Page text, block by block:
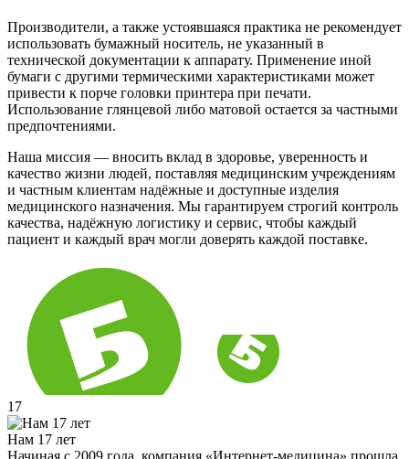
Производители, а также устоявшаяся практика не рекомендует
использовать бумажный носитель, не указанный в
технической документации к аппарату. Применение иной
бумаги с другими термическими характеристиками может
привести к порче головки принтера при печати.
Использование глянцевой либо матовой остается за частными
предпочтениями.
Наша миссия — вносить вклад в здоровье, уверенность и
качество жизни людей, поставляя медицинским учреждениям
и частным клиентам надёжные и доступные изделия
медицинского назначения. Мы гарантируем строгий контроль
качества, надёжную логистику и сервис, чтобы каждый
пациент и каждый врач могли доверять каждой поставке.
17
Нам 17 лет
Начиная с 2009 года, компания «Интернет-медицина» прошла